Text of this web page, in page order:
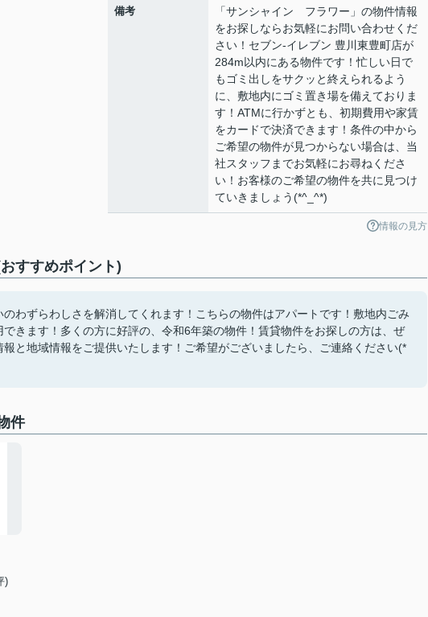
備考
「サンシャイン フラワー」の物件情報
をお探しならお気軽にお問い合わせくだ
さい！セブン-イレブン 豊川東豊町店が
284m以内にある物件です！忙しい日で
もゴミ出しをサクッと終えられるよう
に、敷地内にゴミ置き場を備えておりま
す！ATMに行かずとも、初期費用や家賃
をカードで決済できます！条件の中から
ご希望の物件が見つからない場合は、当
社スタッフまでお気軽にお尋ねくださ
い！お客様のご希望の物件を共に見つけ
ていきましょう(*^_^*)
情報の見方
すすめポイント)
わずらわしさを解消してくれます！こちらの物件はアパートです！敷地内ごみ
きます！多くの方に好評の、令和6年築の物件！賃貸物件をお探しの方は、ぜ
と地域情報をご提供いたします！ご希望がございましたら、ご連絡ください(*
件
)